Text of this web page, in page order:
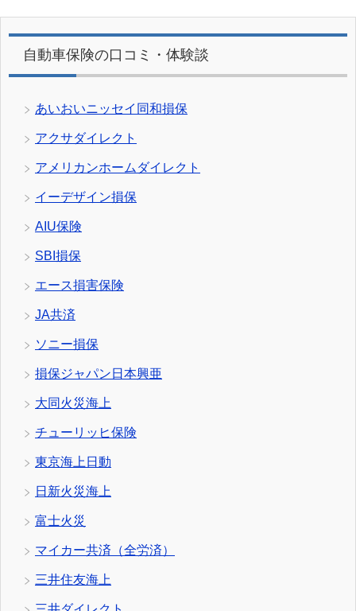
自動車保険の口コミ・体験談
あいおいニッセイ同和損保
アクサダイレクト
アメリカンホームダイレクト
イーデザイン損保
AIU保険
SBI損保
エース損害保険
JA共済
ソニー損保
損保ジャパン日本興亜
大同火災海上
チューリッヒ保険
東京海上日動
日新火災海上
富士火災
マイカー共済（全労済）
三井住友海上